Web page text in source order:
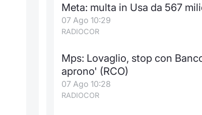
Meta: multa in Usa da 567
07 Ago 10:29
RADIOCOR
Mps: Lovaglio, stop con
aprono' (RCO)
07 Ago 10:28
RADIOCOR